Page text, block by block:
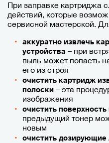
При заправке картриджа
действий, которые
сервисной мастерской.
аккуратно извлечь
устройства – при
пыль может попасть
его из строя
очистить картридж
полоски – эта
изображения
очистить
предыдущий тонер
новым
очистить дозирующие